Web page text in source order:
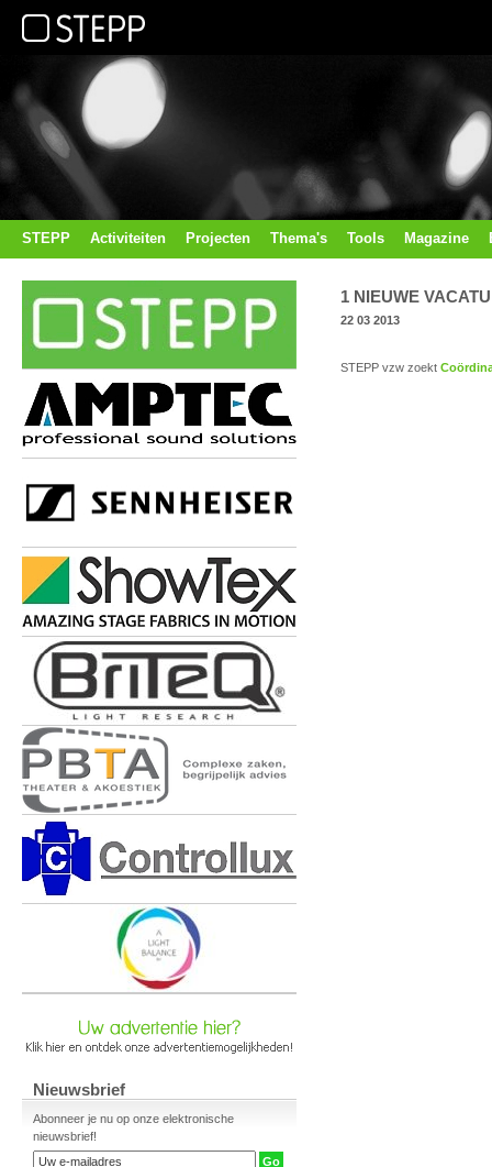
STEPP Activiteiten Projecten Thema's Tools Magazine
Nieuwsbrief
Abonneer je nu op onze elektronische
nieuwsbrief!
1 NIEUWE
22 03 2013
STEPP vzw zoekt